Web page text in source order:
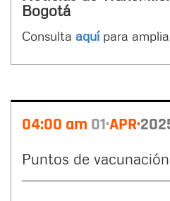
Bogotá
Consulta aquí para
04:00 am 01 APR
Puntos de